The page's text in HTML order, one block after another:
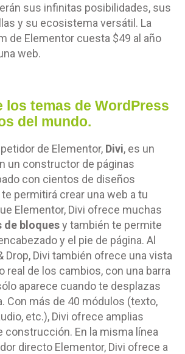
sus infinitas posibilidades, sus
y su ecosistema versátil. La
de Elementor cuesta $49 al año
web.
los temas de WordPress
del mundo.
de Elementor, Divi, es un
un constructor de páginas
con cientos de diseños
permitirá crear una web a tu
Elementor, Divi ofrece muchas
de bloquesy también te permite
y el pie de página. Al
Drop, Divi también ofrece una vista
real de los cambios, con una barra
aparece cuando te desplazas
Con más de 40 módulos (texto,
etc.), Divi ofrece amplias
construcción. En la misma línea
directo Elementor, Divi ofrece a